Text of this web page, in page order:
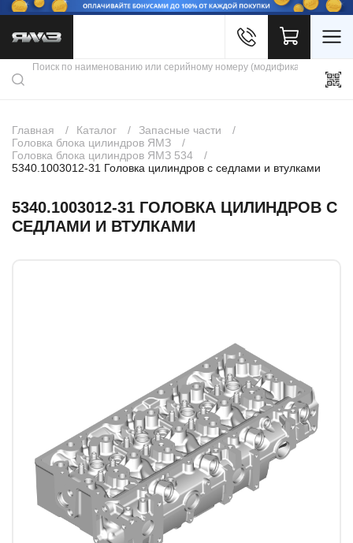
Каталог продукции
Скидки
Контакты
Главная Каталог
Запасные части
Головка блока цилиндров ЯМЗ
Головка блока цилиндров ЯМЗ 534
5340.1003012-31 Головка цилиндров с седлами и втулками
5340.1003012-31 ГОЛОВКА ЦИЛИНДРОВ С
СЕДЛАМИ И ВТУЛКАМИ